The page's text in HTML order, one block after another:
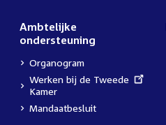
Ambtelijke
ondersteuning
Organogram
External
link:
Werken bij de Tweede
Kamer
Mandaatbesluit